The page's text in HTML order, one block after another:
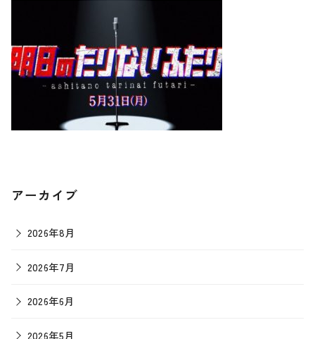
アーカイブ
2026年8月
2026年7月
2026年6月
2026年5月